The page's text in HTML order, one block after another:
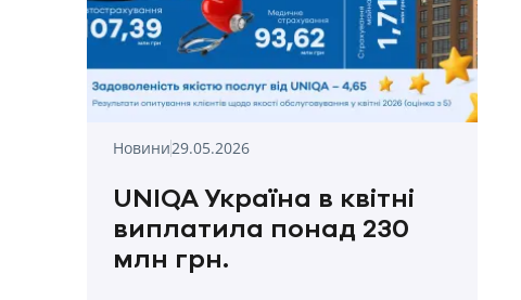
Новини29.05.2026
UNIQA Україна в квітні
виплатила понад 230
млн грн.